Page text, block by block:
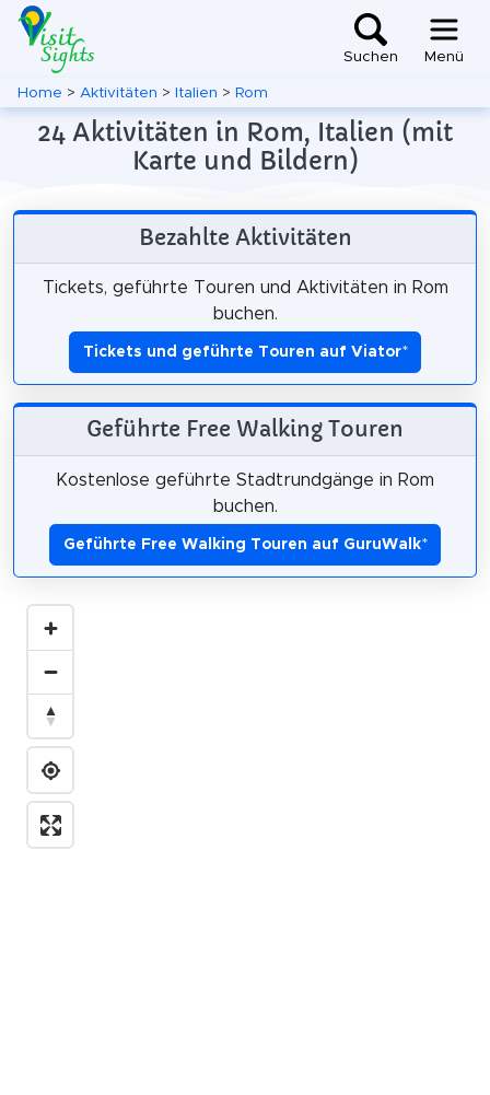
Suchen Menü
Home > Aktivitäten > Italien > Rom
24 Aktivitäten in Rom, Italien (mit
Karte und Bildern)
Bezahlte Aktivitäten
Tickets, geführte Touren und Aktivitäten in Rom
buchen.
Tickets und geführte Touren auf Viator*
Geführte Free Walking Touren
Kostenlose geführte Stadtrundgänge in Rom
buchen.
Geführte Free Walking Touren auf GuruWalk*